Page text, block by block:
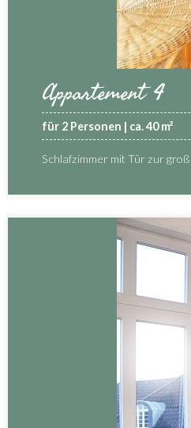
Appartement 4
für 2 Personen | ca. 40 m²
Schlafzimmer mit Tür zur